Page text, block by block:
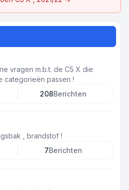
vragen m.b.t. de C5 X die
categorieën passen !
208Berichten
, brandstof !
7Berichten